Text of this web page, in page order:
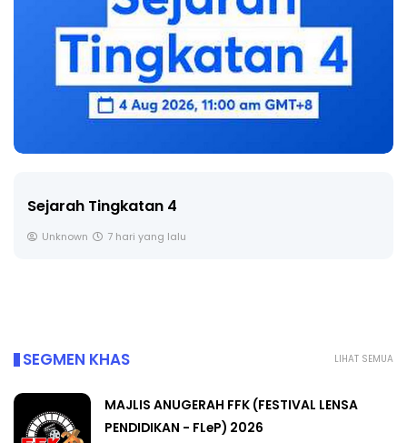
Sejarah Tingkatan 4
Unknown 7 hari yang lalu
LIHAT SEMUA
SEGMEN KHAS
MAJLIS ANUGERAH FFK (FESTIVAL LENSA
PENDIDIKAN - FLeP) 2026